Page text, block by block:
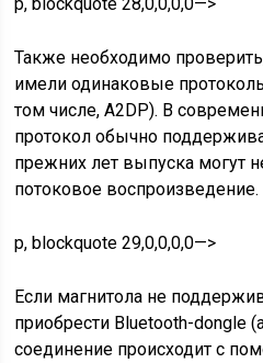
Также необходимо
имели одинаковые
том числе, А2DP). В
протокол обычно
прежних лет выпуска могут
потоковое воспроизведение.
p, blockquote 29,0,0,0,0—>
Если магнитола не
приобрести Bluetooth-dongle
соединение происходит с